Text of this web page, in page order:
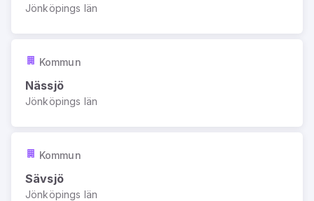
Jönköpings län
Kommun
Nässjö
Jönköpings län
Kommun
Sävsjö
Jönköpings län